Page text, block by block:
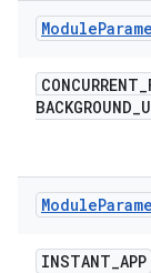
Module
CONCURRENT_
BACKGROUND_
Module
INSTANT_APP